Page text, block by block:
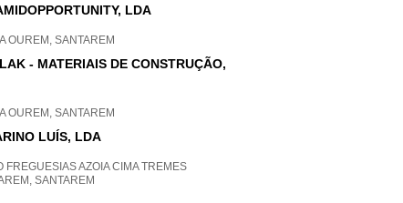
LDA
OUREM, SANTAREM
- MATERIAIS DE CONSTRUÇÃO,
OUREM, SANTAREM
LUÍS, LDA
FREGUESIAS AZOIA CIMA TREMES
SANTAREM